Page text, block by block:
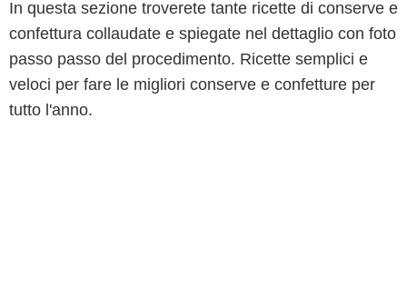
In questa sezione troverete tante ricette di conserve e
confettura collaudate e spiegate nel dettaglio con foto
passo passo del procedimento. Ricette semplici e
veloci per fare le migliori conserve e confetture per
tutto l'anno.